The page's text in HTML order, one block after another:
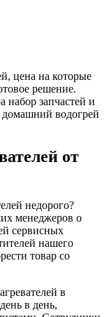
цена на которые
решение.
набор запчастей и
домашний водогрей
от
недорого?
менеджеров о
сервисных
нашего
товар со
в
в день,